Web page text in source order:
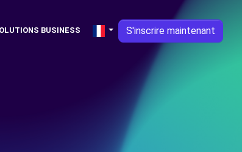
BUSINESS S'inscrire maintenant